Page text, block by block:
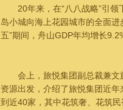
20年来，在“八八战略”引领
岛小城向海上花园城市的全面进
五”期间，舟山GDP年均增长
会上，旅悦集团副总裁兼文
资源出发，介绍了旅悦集团近
到近40家，其中花筑奢、花筑